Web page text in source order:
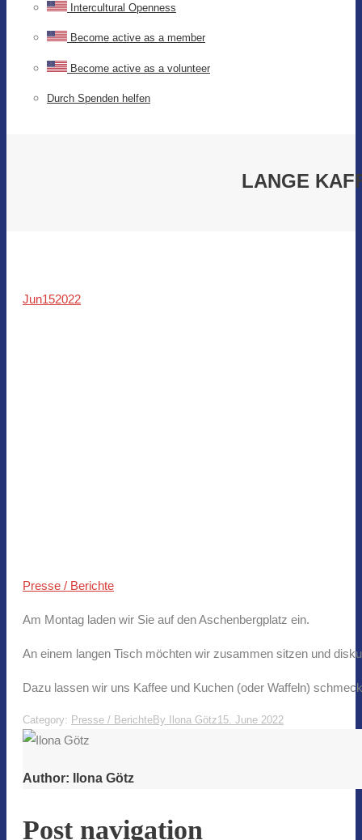
Intercultural Openness
Become active as a member
Become active as a volunteer
Durch Spenden helfen
LANGE
Jun152022
Presse / Berichte
Am Montag laden wir Sie auf den Aschenbergplatz ein.
An einem langen Tisch möchten wir zusammen sitzen und
Dazu lassen wir uns Kaffee und Kuchen (oder Waffeln)
Category: Presse / BerichteBy Ilona Götz15. June 2022
Author: Ilona Götz
Post navigation